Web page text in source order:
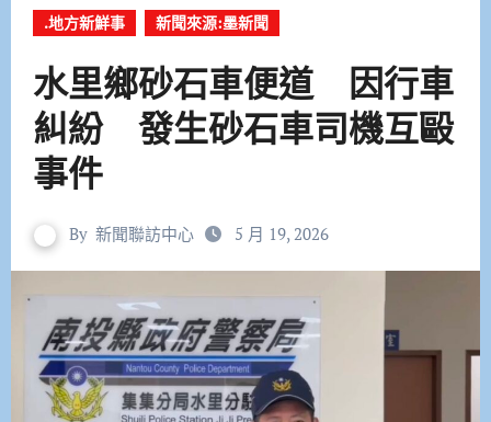
.地方新鮮事 新聞來源:墨新聞
水里鄉砂石車便道 因行車
糾紛 發生砂石車司機互毆
事件
By 新聞聯訪中心 5 月 19, 2026